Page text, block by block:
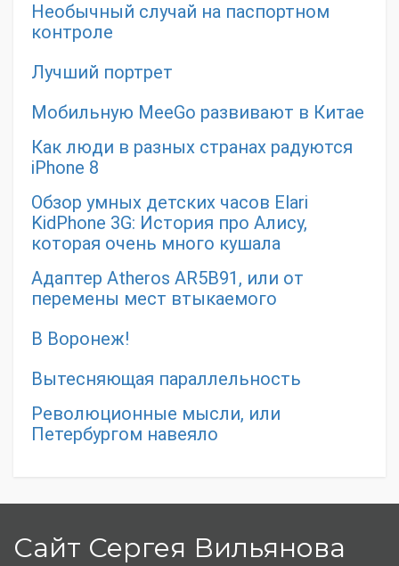
Необычный случай на паспортном
контроле
Лучший портрет
Мобильную MeeGo развивают в Китае
Как люди в разных странах радуются
iPhone 8
Обзор умных детских часов Elari
KidPhone 3G: История про Алису,
которая очень много кушала
Адаптер Atheros AR5B91, или от
перемены мест втыкаемого
В Воронеж!
Вытесняющая параллельность
Революционные мысли, или
Петербургом навеяло
Сайт Сергея Вильянова